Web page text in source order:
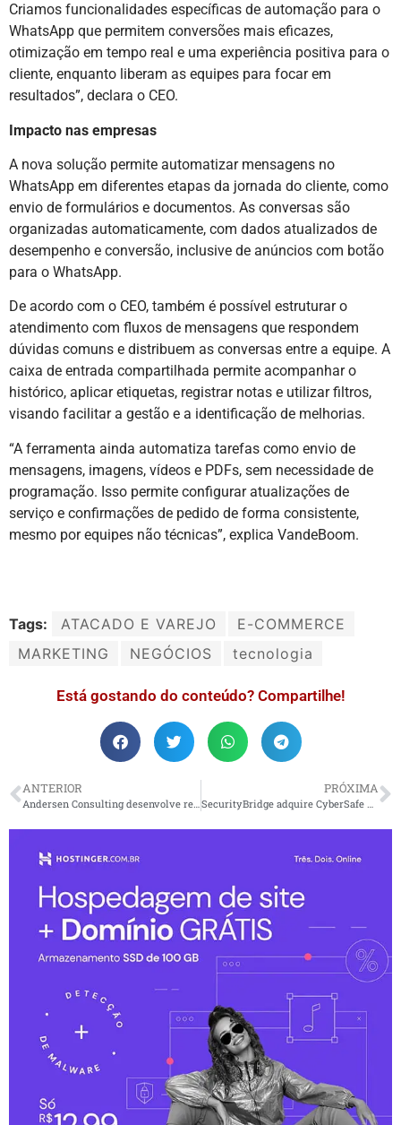
Criamos funcionalidades específicas de automação para o
WhatsApp que permitem conversões mais eficazes,
otimização em tempo real e uma experiência positiva para o
cliente, enquanto liberam as equipes para focar em
resultados”, declara o CEO.
Impacto nas empresas
A nova solução permite automatizar mensagens no
WhatsApp em diferentes etapas da jornada do cliente, como
envio de formulários e documentos. As conversas são
organizadas automaticamente, com dados atualizados de
desempenho e conversão, inclusive de anúncios com botão
para o WhatsApp.
De acordo com o CEO, também é possível estruturar o
atendimento com fluxos de mensagens que respondem
dúvidas comuns e distribuem as conversas entre a equipe. A
caixa de entrada compartilhada permite acompanhar o
histórico, aplicar etiquetas, registrar notas e utilizar filtros,
visando facilitar a gestão e a identificação de melhorias.
“A ferramenta ainda automatiza tarefas como envio de
mensagens, imagens, vídeos e PDFs, sem necessidade de
programação. Isso permite configurar atualizações de
serviço e confirmações de pedido de forma consistente,
mesmo por equipes não técnicas”, explica VandeBoom.
Tags: ATACADO E VAREJO
E-COMMERCE
MARKETING
NEGÓCIOS tecnologia
Está gostando do conteúdo? Compartilhe!
ANTERIOR PRÓXIMA